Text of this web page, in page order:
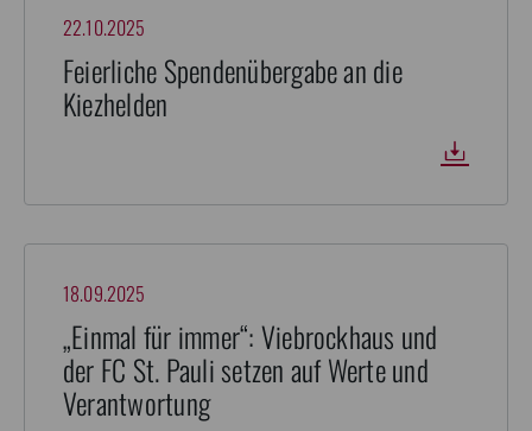
22.10.2025
Feierliche Spendenübergabe an die
Kiezhelden
18.09.2025
„Einmal für immer“: Viebrockhaus und
der FC St. Pauli setzen auf Werte und
Verantwortung